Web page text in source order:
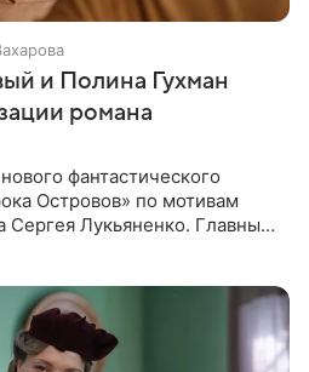
и Полина Гухман
романа
фантастического
Островов» по мотивам
Лукьяненко. Главные